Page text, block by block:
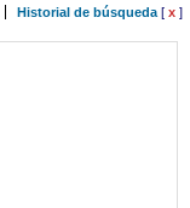
Historial de búsqueda[ x ]